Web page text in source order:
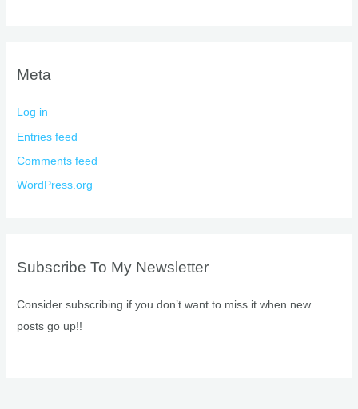
Meta
Log in
Entries feed
Comments feed
WordPress.org
Subscribe To My Newsletter
Consider subscribing if you don’t want to miss it when new
posts go up!!